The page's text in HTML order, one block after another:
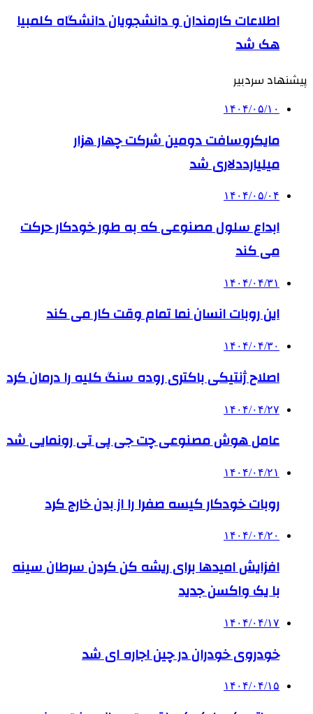
اطلاعات کارمندان و دانشجویان دانشگاه کلمبیا
هک شد
پیشنهاد سردبیر
۱۴۰۴/۰۵/۱۰
مایکروسافت دومین شرکت چهار هزار
میلیارددلاری شد
۱۴۰۴/۰۵/۰۴
ابداع سلول مصنوعی که به طور خودکار حرکت
می کند
۱۴۰۴/۰۴/۳۱
این روبات انسان نما تمام وقت کار می کند
۱۴۰۴/۰۴/۳۰
اصلاح ژنتیکی باکتری روده سنگ کلیه را درمان کرد
۱۴۰۴/۰۴/۲۷
عامل هوش مصنوعی چت جی پی تی رونمایی شد
۱۴۰۴/۰۴/۲۱
روبات خودکار کیسه صفرا را از بدن خارج کرد
۱۴۰۴/۰۴/۲۰
افزایش امیدها برای ریشه کن کردن سرطان سینه
با یک واکسن جدید
۱۴۰۴/۰۴/۱۷
خودروی خودران در چین اجاره ای شد
۱۴۰۴/۰۴/۱۵